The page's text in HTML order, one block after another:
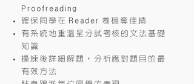
Proofreading
確保同學在 Reader 卷穩奪佳績
有系統地重溫呈分試考核的文法基礎
知識
操練後詳細解題，分析應對題目的最
有效方法